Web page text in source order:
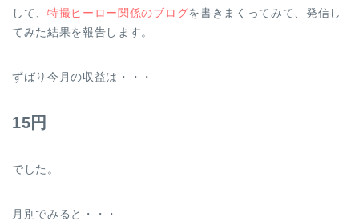
して、特撮ヒーロー関係のブログを書きまくってみて、発信し
てみた結果を報告します。
ずばり今月の収益は・・・
15円
でした。
月別でみると・・・